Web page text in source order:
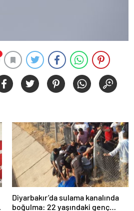
Diyarbakır’da sulama kanalında
boğulma: 22 yaşındaki genç